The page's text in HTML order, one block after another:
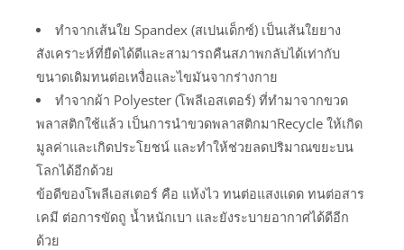
ทำจากเส้นใย Spandex (สเปนเด็กซ์) เป็นเส้นใยยาง
สังเคราะห์ที่ยืดได้ดีและสามารถคืนสภาพกลับได้เท่ากับ
ขนาดเดิมทนต่อเหงื่อและไขมันจากร่างกาย
ทำจากผ้า Polyester (โพลีเอสเตอร์) ที่ทำมาจากขวด
พลาสติกใช้แล้ว เป็นการนำขวดพลาสติกมาRecycle ให้เกิด
มูลค่าและเกิดประโยชน์ และทำให้ช่วยลดปริมาณขยะบน
โลกได้อีกด้วย
ข้อดีของโพลีเอสเตอร์ คือ แห้งไว ทนต่อแสงแดด ทนต่อสาร
เคมี ต่อการขัดถู น้ำหนักเบา และยังระบายอากาศได้ดีอีก
ด้วย